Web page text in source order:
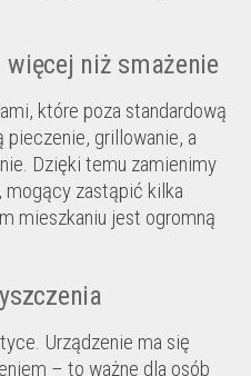
niż smażenie
które poza standardową
grillowanie, a
Dzięki temu zamienimy
mogący zastąpić kilka
mieszkaniu jest ogromną
Urządzenie ma się
– to ważne dla osób